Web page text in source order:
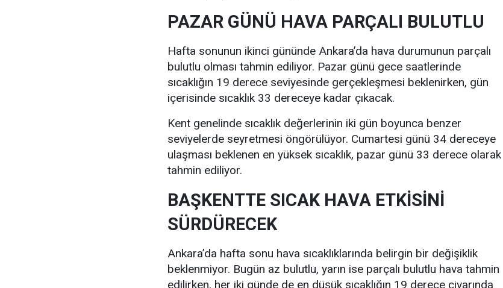
PAZAR GÜNÜ HAVA PARÇALI BULUTLU
Hafta sonunun ikinci gününde Ankara’da hava durumunun parçalı
bulutlu olması tahmin ediliyor. Pazar günü gece saatlerinde
sıcaklığın 19 derece seviyesinde gerçekleşmesi beklenirken, gün
içerisinde sıcaklık 33 dereceye kadar çıkacak.
Kent genelinde sıcaklık değerlerinin iki gün boyunca benzer
seviyelerde seyretmesi öngörülüyor. Cumartesi günü 34 dereceye
ulaşması beklenen en yüksek sıcaklık, pazar günü 33 derece olarak
tahmin ediliyor.
BAŞKENTTE SICAK HAVA ETKİSİNİ
SÜRDÜRECEK
Ankara’da hafta sonu hava sıcaklıklarında belirgin bir değişiklik
beklenmiyor. Bugün az bulutlu, yarın ise parçalı bulutlu hava tahmin
edilirken, her iki günde de en düşük sıcaklığın 19 derece civarında